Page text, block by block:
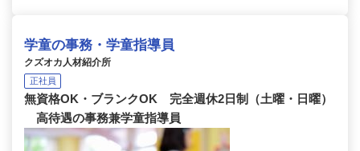
学童の事務・学童指導員
クズオカ人材紹介所
正社員
無資格OK・ブランクOK 完全週休2日制（土曜・日曜）
高待遇の事務兼学童指導員